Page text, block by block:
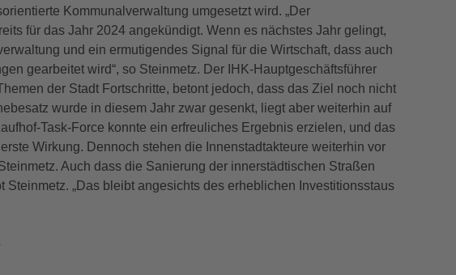
Kommunalverwaltung umgesetzt wird. „Der
für das Jahr 2024 angekündigt. Wenn es nächstes Jahr gelingt,
und ein ermutigendes Signal für die Wirtschaft, dass auch
gearbeitet wird“, so Steinmetz. Der IHK-Hauptgeschäftsführer
der Stadt Fortschritte, betont jedoch, dass das Ziel noch nicht
wurde in diesem Jahr zwar gesenkt, liegt aber weiterhin auf
Task-Force konnte ein erfreuliches Ergebnis erzielen, und das
Wirkung. Dennoch stehen die Innenstadtakteure weiterhin vor
Auch dass die Sanierung der innerstädtischen Straßen
Steinmetz. „Das bleibt angesichts des erheblichen Investitionsstaus